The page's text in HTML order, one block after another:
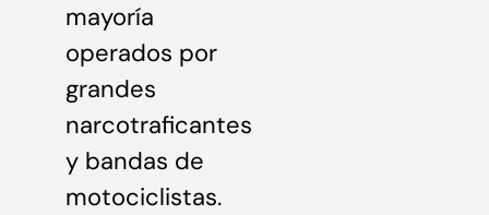
mayoría
operados por
grandes
narcotraficantes
y bandas de
motociclistas.